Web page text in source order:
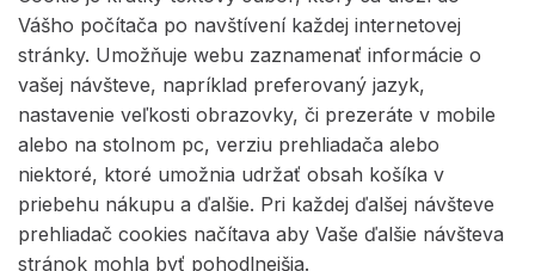
Vášho počítača po navštívení každej internetovej
stránky. Umožňuje webu zaznamenať informácie o
vašej návšteve, napríklad preferovaný jazyk,
nastavenie veľkosti obrazovky, či prezeráte v mobile
alebo na stolnom pc, verziu prehliadača alebo
niektoré, ktoré umožnia udržať obsah košíka v
priebehu nákupu a ďalšie. Pri každej ďalšej návšteve
prehliadač cookies načítava aby Vaše ďalšie návšteva
stránok mohla byť pohodlnejšia.